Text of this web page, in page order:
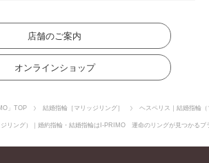
店舗のご案内
オンラインショップ
」TOP 結婚指輪［マリッジリング］ ヘスペリス｜結婚指輪
リング）｜婚約指輪・結婚指輪はI-PRIMO 運命のリングが見つかる